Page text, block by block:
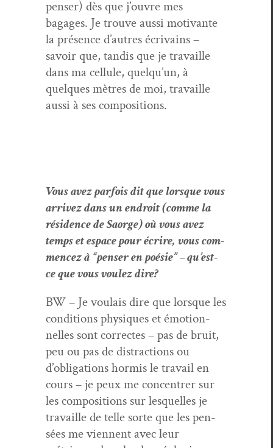
penser) dès que j’ou­vre mes
bagages. Je trou­ve aus­si moti­vante
la présence d’autres écrivains –
savoir que, tan­dis que je tra­vaille
dans ma cel­lule, quelqu’un, à
quelques mètres de moi, tra­vaille
aus­si à ses compositions.
Vous avez par­fois dit que lorsque vous
arrivez dans un endroit (comme la
rési­dence de Saorge) où vous avez
temps et espace pour écrire, vous com­
mencez à “penser en poésie” – qu’est-
ce que vous voulez dire?
BW – Je voulais dire que lorsque les
con­di­tions physiques et émo­tion­
nelles sont cor­rectes – pas de bruit,
peu ou pas de dis­trac­tions ou
d’oblig­a­tions hormis le tra­vail en
cours – je peux me con­cen­tr­er sur
les com­po­si­tions sur lesquelles je
tra­vaille de telle sorte que les pen­
sées me vien­nent avec leur